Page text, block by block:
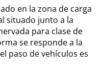
en la zona de carga
situado junto a la
para clase de
se responde a la
paso de vehículos es